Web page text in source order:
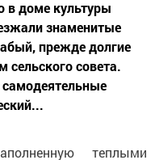
в доме культуры
знаменитые
прежде долгие
сельского совета.
теплыми